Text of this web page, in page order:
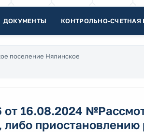
ДОКУМЕНТЫ КОНТРОЛЬНО-СЧЕТНАЯ
поселение Нялинское
16.08.2024
приостановлению